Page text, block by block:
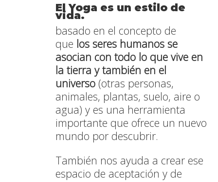
El Yoga es un estilo de
vida.
basado en el concepto de
que los seres humanos se
asocian con todo lo que vive en
la tierra y también en el
universo(otras personas,
animales, plantas, suelo, aire o
agua) y es una herramienta
importante que ofrece un nuevo
mundo por descubrir.
También nos ayuda a crear ese
espacio de aceptación y de